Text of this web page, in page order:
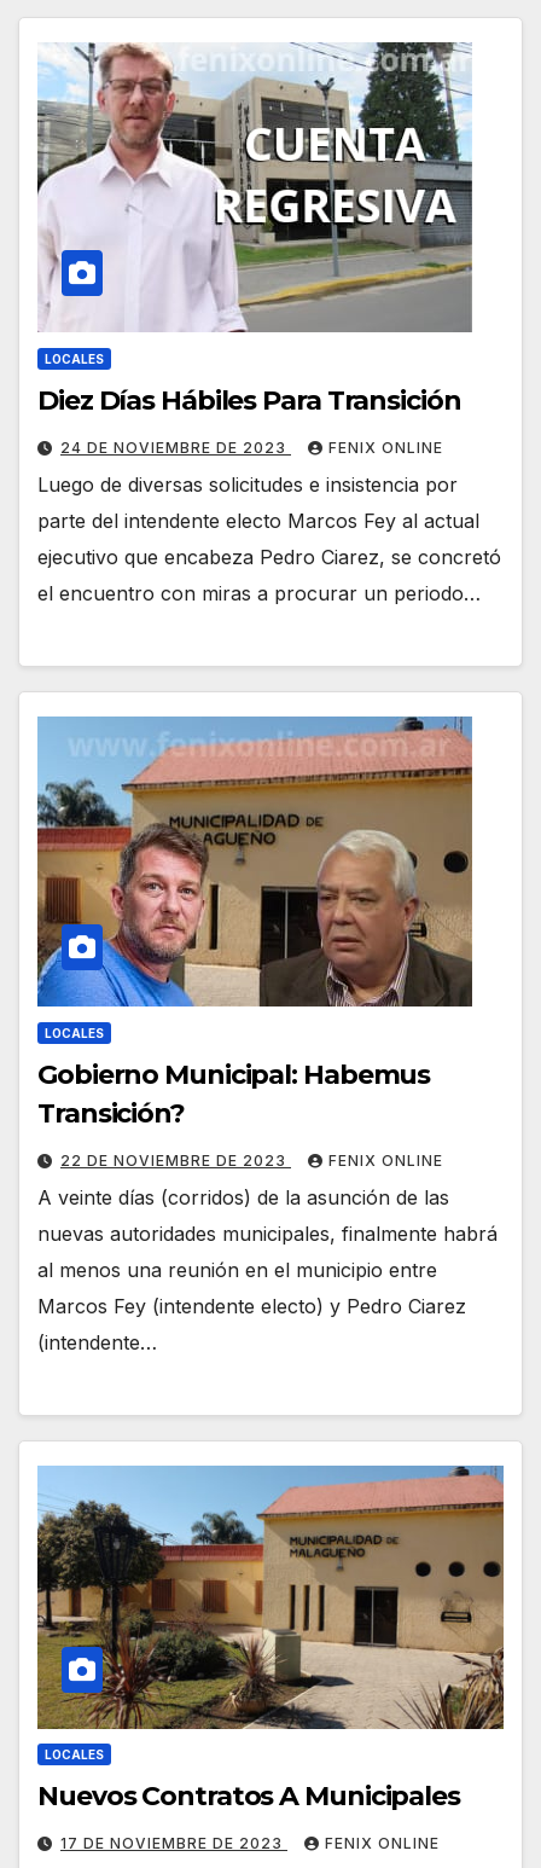
LOCALES
Diez Días Hábiles Para Transición
24 DE NOVIEMBRE DE 2023 FENIX ONLINE
Luego de diversas solicitudes e insistencia por
parte del intendente electo Marcos Fey al actual
ejecutivo que encabeza Pedro Ciarez, se concretó
el encuentro con miras a procurar un periodo…
LOCALES
Gobierno Municipal: Habemus
Transición?
22 DE NOVIEMBRE DE 2023 FENIX ONLINE
A veinte días (corridos) de la asunción de las
nuevas autoridades municipales, finalmente habrá
al menos una reunión en el municipio entre
Marcos Fey (intendente electo) y Pedro Ciarez
(intendente…
LOCALES
Nuevos Contratos A Municipales
17 DE NOVIEMBRE DE 2023 FENIX ONLINE